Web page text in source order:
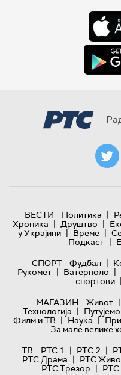
ВЕСТИ Политика |
Хроника | Друштво |
у Украјини | Време |
Подкаст |
СПОРТ
Фудбал |
Рукомет | Ватерполо |
спортови |
МАГАЗИН
Живот |
Технологијa | Путујемо
Филм и ТВ | Наука |
За мале велике
ТВ
РТС 1 | РТС 2 |
РТС Драма | РТС
РТС Трезор | РТС